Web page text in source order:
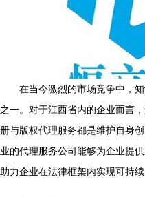
在当今激烈的市场竞争中，
之一。对于江西省内的企业而言
册与版权代理服务都是维护自身
业的代理服务公司能够为企业提
助力企业在法律框架内实现可持续